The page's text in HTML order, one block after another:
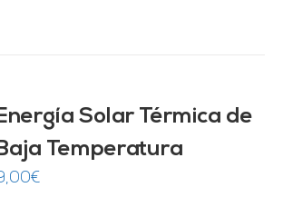
Solar Térmica de
Temperatura
€